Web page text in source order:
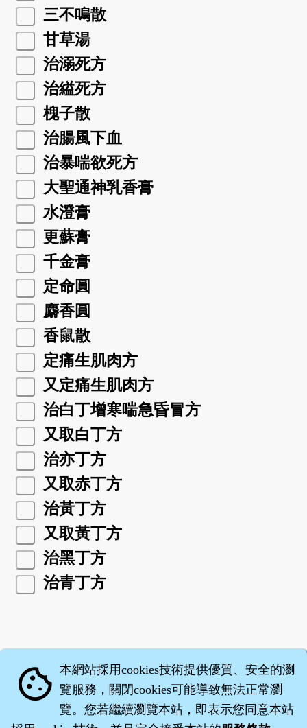
三不鳴散
甘草湯
治溺死方
治縊死方
槐子散
治腸風下血
治暴喘欲死方
大聖通神乳香膏
水澄膏
更蘇膏
千金膏
定命圓
麝香圓
香鼠散
定痛生肌肉方
又定痛生肌肉方
治白丁增寒喘急昏冒方
又取白丁方
治亦丁方
又取赤丁方
治黃丁方
又取黃丁方
治黑丁方
治青丁方
cookie 本網站採用cookies技術提供優質、安全的瀏
覽服務，關閉cookies可能導致無法正常瀏
覽。您若繼續瀏覽本站，即表示您同意本站